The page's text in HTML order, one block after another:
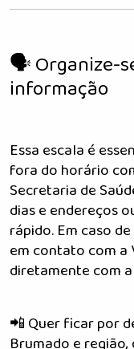
🗣️ Organize-
informação
Essa escala é
fora do horário
Secretaria de
dias e endereços
rápido. Em caso
em contato com a
diretamente com
📲 Quer ficar por